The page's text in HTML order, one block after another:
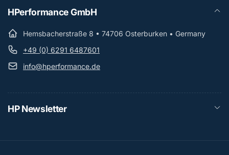
HPerformance GmbH
Hemsbacherstraße 8 • 74706 Osterburken • Germany
+49 (0) 6291 6487601
info@hperformance.de
HP Newsletter